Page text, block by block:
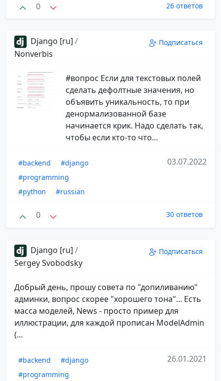
0 26 ответов
Django [ru] /
Nonverbis
Подписаться
#вопрос Если для текстовых полей
сделать дефолтные значения, но
объявить уникальность, то при
денормализованной базе
начинается крик. Надо сделать так,
чтобы если кто-то что...
#backend
#django
#programming
#python
#russian
03.07.2022
0 30 ответов
Django [ru] /
Sergey Svobodsky
Подписаться
Добрый день, прошу совета по "допиливанию"
админки, вопрос скорее "хорошего тона"... Есть
масса моделей, News - просто пример для
иллюстрации, для каждой прописан ModelAdmin
(...
#backend
#django
#programming
26.01.2021